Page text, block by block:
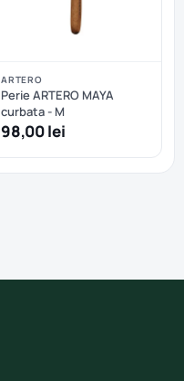
ARTERO
Perie ARTERO MAYA
curbata - M
98,00 lei